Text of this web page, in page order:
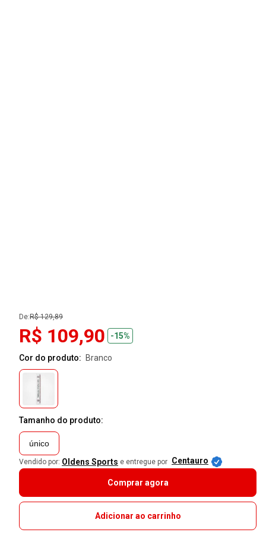
De:R$ 129,89
R$ 109,90 -15%
Cor do produto: branco
Tamanho do produto:
único
Vendido por: Oldens Sports e entregue por Centauro
Comprar agora
Adicionar ao carrinho